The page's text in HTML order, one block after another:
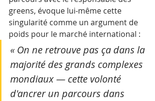
greens, évoque lui-même cette
singularité comme un argument de
poids pour le marché international :
« On ne retrouve pas ça dans la
majorité des grands complexes
mondiaux — cette volonté
d'ancrer un parcours dans